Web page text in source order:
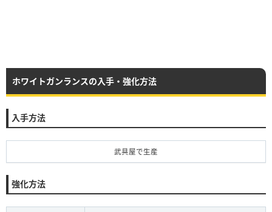
ホワイトガンランスの入手・強化方法
入手方法
武具屋で生産
強化方法